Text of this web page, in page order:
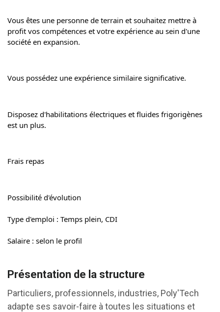
Vous êtes une personne de terrain et souhaitez mettre à
profit vos compétences et votre expérience au sein d'une
société en expansion.
Vous possédez une expérience similaire significative.
Disposez d'habilitations électriques et fluides frigorigènes
est un plus.
Frais repas
Possibilité d'évolution
Type d'emploi : Temps plein, CDI
Salaire : selon le profil
Présentation de la structure
Particuliers, professionnels, industries, Poly'Tech
adapte ses savoir-faire à toutes les situations et